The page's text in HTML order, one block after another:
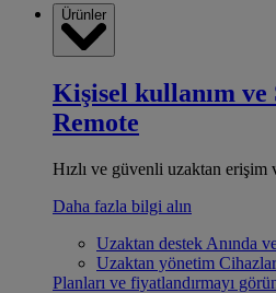
Ürünler
Kişisel kullanım ve
Remote
Hızlı ve güvenli uzaktan erişim
Daha fazla bilgi alın
Uzaktan destek Anında
Uzaktan yönetim
Planları ve fiyatlandırmayı